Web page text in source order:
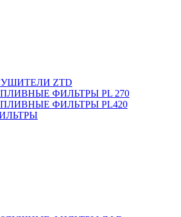
ZTD
ФИЛЬТРЫ PL 270
ФИЛЬТРЫ PL420